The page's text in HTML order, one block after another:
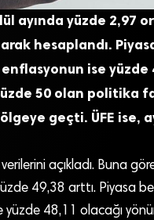
ayında yüzde 2,97
hesaplandı.
enflasyonun ise yüzde
50 olan politika
geçti. ÜFE ise,
açıkladı. Buna
49,38 arttı. Piyasa
yüzde 48,11 olacağı